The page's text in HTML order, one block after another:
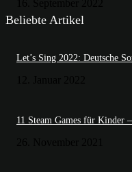
Beliebte Artikel
Let’s Sing 2022: Deutsche
11 Steam Games für Kinder